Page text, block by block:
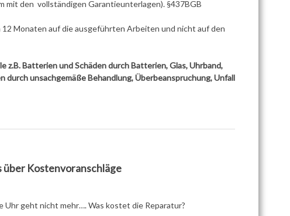
mit den vollständigen Garantieunterlagen). §437BGB
Monaten auf die ausgeführten Arbeiten und nicht auf den
z.B. Batterien und Schäden durch Batterien, Glas, Uhrband,
durch unsachgemäße Behandlung, Überbeanspruchung, Unfall
Kostenvoranschläge
Uhr geht nicht mehr…. Was kostet die Reparatur?